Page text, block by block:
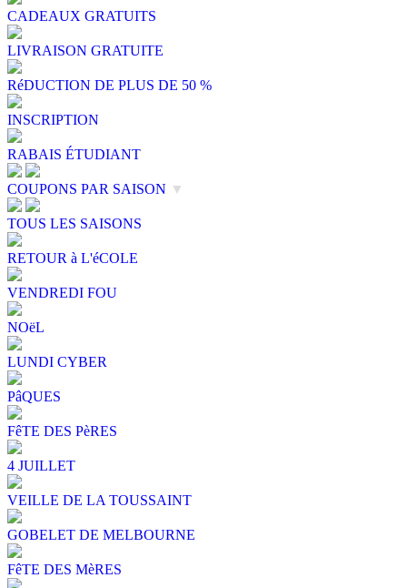
CADEAUX GRATUITS
LIVRAISON GRATUITE
RéDUCTION DE PLUS DE 50 %
INSCRIPTION
RABAIS ÉTUDIANT
COUPONS PAR SAISON ▼
TOUS LES SAISONS
RETOUR à L'éCOLE
VENDREDI FOU
NOëL
LUNDI CYBER
PâQUES
FêTE DES PèRES
4 JUILLET
VEILLE DE LA TOUSSAINT
GOBELET DE MELBOURNE
FêTE DES MèRES